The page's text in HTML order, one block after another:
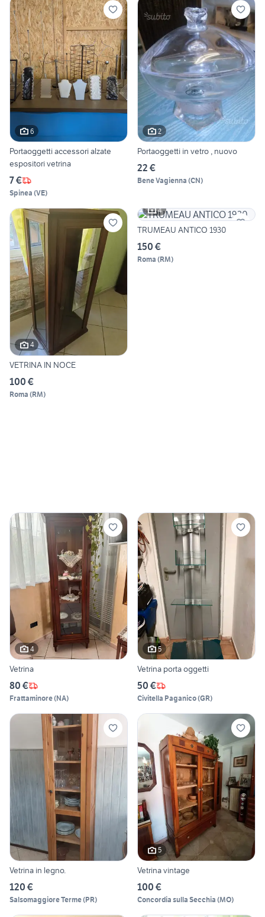
6
Portaoggetti accessori alzate
espositori vetrina
7 €
Spinea (VE)
2
Portaoggetti in vetro , nuovo
22 €
Bene Vagienna (CN)
4
VETRINA IN NOCE
100 €
Roma (RM)
4
TRUMEAU ANTICO 1930
150 €
Roma (RM)
4
Vetrina
80 €
Frattaminore(NA)
5
Vetrina porta oggetti
50 €
Civitella Paganico(GR)
Vetrina in legno.
120 €
Salsomaggiore Terme(PR)
5
Vetrina vintage
100 €
Concordia sulla Secchia (MO)